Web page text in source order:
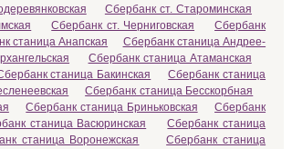
Сбербанк ст. Староминская
Сбербанк ст. Черниговская
Сбербанк
станица Анапская
Сбербанк станица Андрее-
Сбербанк станица Атаманская
станица Бакинская
Сбербанк станица
Сбербанк станица Бесскорбная
Сбербанк станица Бриньковская
Сбербанк
станица Васюринская
Сбербанк станица
станица Воронежская
Сбербанк станица